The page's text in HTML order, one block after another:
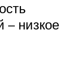
– низкое